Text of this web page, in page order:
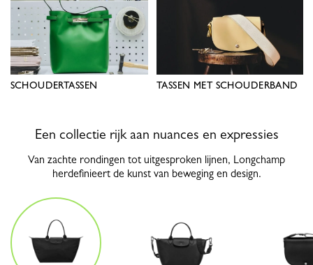
SCHOUDERTASSEN TASSEN MET SCHOUDERBAND
Een collectie rijk aan nuances en expressies
Van zachte rondingen tot uitgesproken lijnen, Longchamp
herdefinieert de kunst van beweging en design.